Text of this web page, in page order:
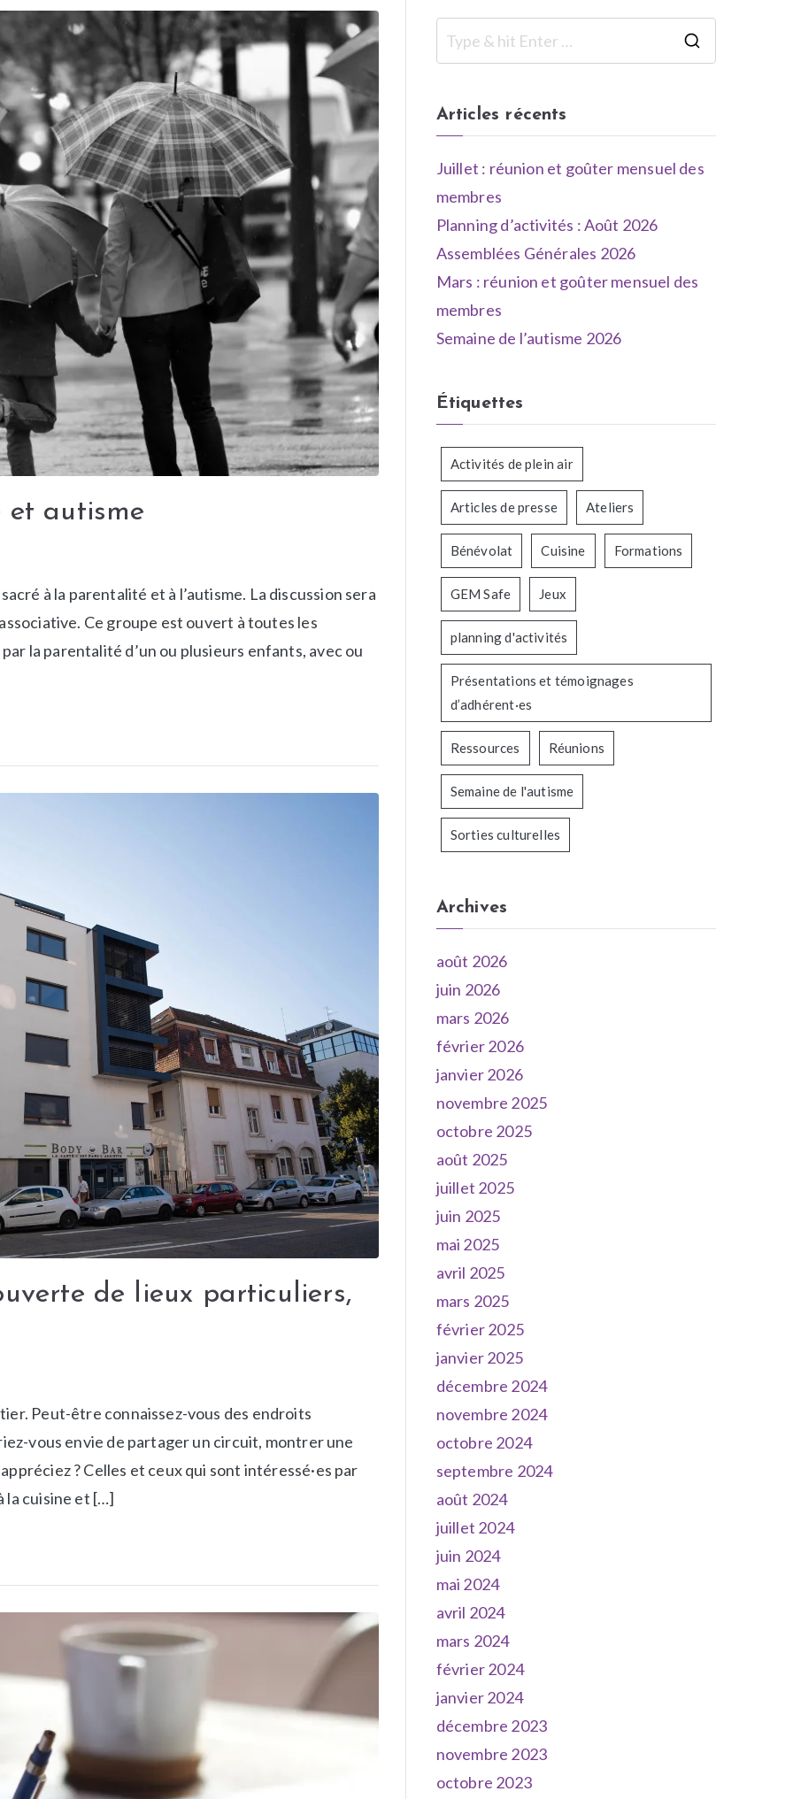
et autisme
à la parentalité et à l’autisme. La discussion sera
Ce groupe est ouvert à toutes les
la parentalité d’un ou plusieurs enfants, avec ou
de lieux particuliers,
Peut-être connaissez-vous des endroits
vous envie de partager un circuit, montrer une
? Celles et ceux qui sont intéressé·es par
la cuisine et […]
Articles récents
Juillet : réunion et goûter mensuel des
membres
Planning d’activités : Août 2026
Assemblées Générales 2026
Mars : réunion et goûter mensuel des
membres
Semaine de l’autisme 2026
Étiquettes
Activités de plein air
Articles de presse Ateliers
Bénévolat Cuisine Formations
GEM Safe Jeux
planning d'activités
Présentations et témoignages
d’adhérent·es
Ressources Réunions
Semaine de l'autisme
Sorties culturelles
Archives
août 2026
juin 2026
mars 2026
février 2026
janvier 2026
novembre 2025
octobre 2025
août 2025
juillet 2025
juin 2025
mai 2025
avril 2025
mars 2025
février 2025
janvier 2025
décembre 2024
novembre 2024
octobre 2024
septembre 2024
août 2024
juillet 2024
juin 2024
mai 2024
avril 2024
mars 2024
février 2024
janvier 2024
décembre 2023
novembre 2023
octobre 2023